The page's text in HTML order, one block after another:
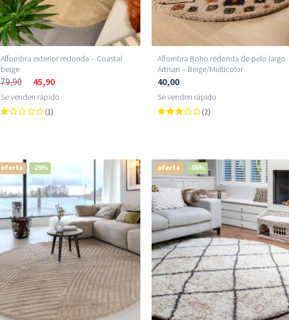
Alfombra exterior redonda – Coastal
beige
79,90 45,90
Se venden rápido
(1)
Alfombra Boho redonda de pelo largo
Artisan – Beige/Multicolor
40,00
Se venden rápido
(2)
oferta -29% oferta -36%